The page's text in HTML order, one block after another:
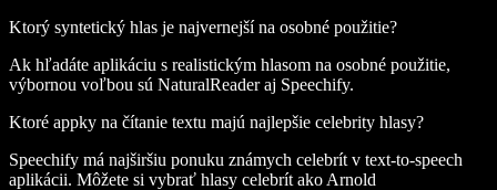
Ktorý syntetický hlas je najvernejší na osobné použitie?
Ak hľadáte aplikáciu s realistickým hlasom na osobné použitie,
výbornou voľbou sú NaturalReader aj Speechify.
Ktoré appky na čítanie textu majú najlepšie celebrity hlasy?
Speechify má najširšiu ponuku známych celebrít v text-to-speech
aplikácii. Môžete si vybrať hlasy celebrít ako Arnold